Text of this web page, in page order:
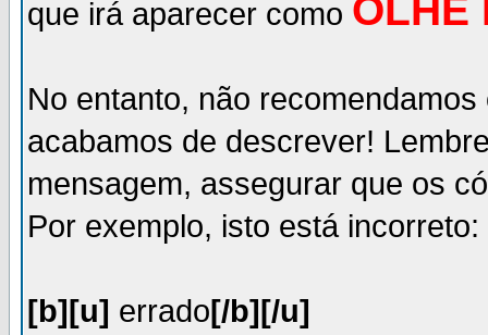
que irá aparecer como OLHE
No entanto, não
acabamos de descrever!
mensagem, assegurar que os
Por exemplo, isto está incorreto:
[b][u] errado[/b][/u]